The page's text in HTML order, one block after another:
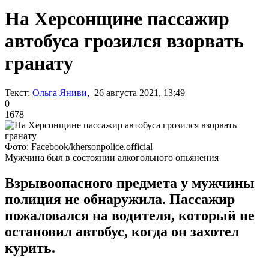
На Херсонщине пассажир
автобуса грозился взорвать
гранату
Текст: Ольга Яниви, 26 августа 2021, 13:49
0
1678
Фото: Facebook/khersonpolice.official
Мужчина был в состоянии алкогольного опьянения
Взрывоопасного предмета у мужчины
полиция не обнаружила. Пассажир
пожаловался на водителя, который не
остановил автобус, когда он захотел
курить.